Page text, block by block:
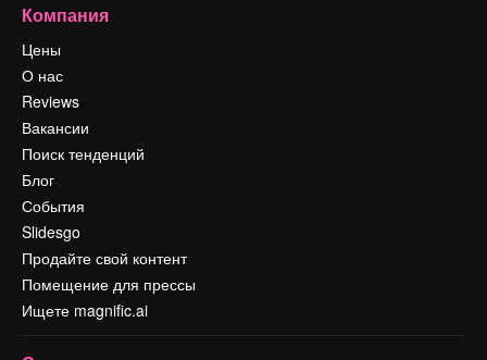
Компания
Цены
О нас
Reviews
Вакансии
Поиск тенденций
Блог
События
Slidesgo
Продайте свой контент
Помещение для прессы
Ищете magnific.ai